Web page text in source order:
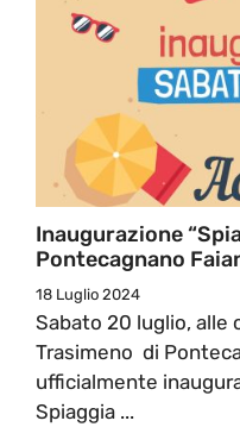
Inaugurazione
Pontecagnano
18 Luglio 2024
Sabato 20 luglio, alle
Trasimeno di
ufficialmente
Spiaggia ...